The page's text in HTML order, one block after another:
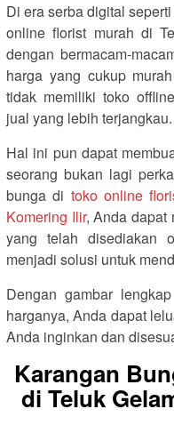
Di era serba digital
online florist murah di
dengan bermacam-
harga yang cukup
tidak memiliki toko
jual yang lebih terjangkau.
Hal ini pun dapat
seorang bukan lagi
bunga di toko online
Komering Ilir, Anda dapat
yang telah disediakan
menjadi solusi untuk
Dengan gambar
harganya, Anda dapat
Anda inginkan dan
Karangan
di Teluk